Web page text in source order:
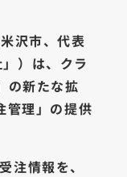
沢市、代表
）は、クラ
の新たな拡
管理」の提供
注情報を、